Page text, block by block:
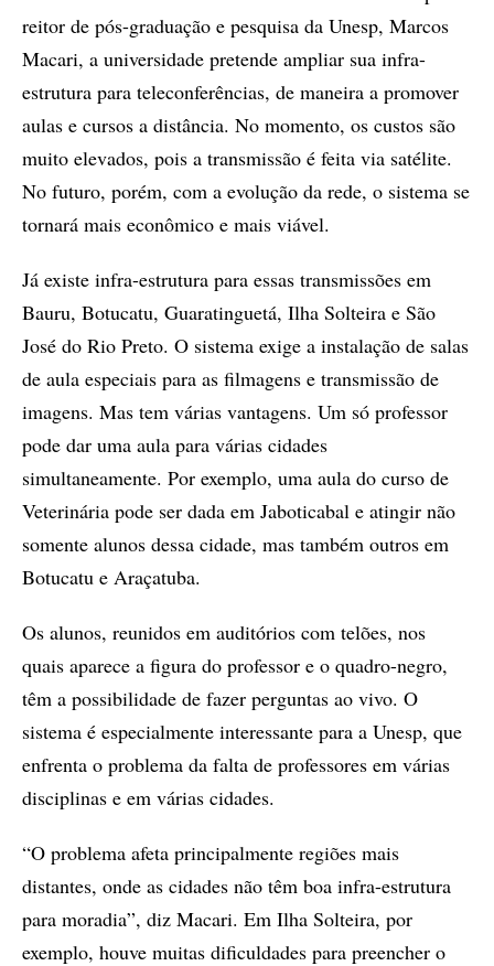
reitor de pós-graduação e pesquisa da Unesp, Marcos
Macari, a universidade pretende ampliar sua infra-
estrutura para teleconferências, de maneira a promover
aulas e cursos a distância. No momento, os custos são
muito elevados, pois a transmissão é feita via satélite.
No futuro, porém, com a evolução da rede, o sistema se
tornará mais econômico e mais viável.
Já existe infra-estrutura para essas transmissões em
Bauru, Botucatu, Guaratinguetá, Ilha Solteira e São
José do Rio Preto. O sistema exige a instalação de salas
de aula especiais para as filmagens e transmissão de
imagens. Mas tem várias vantagens. Um só professor
pode dar uma aula para várias cidades
simultaneamente. Por exemplo, uma aula do curso de
Veterinária pode ser dada em Jaboticabal e atingir não
somente alunos dessa cidade, mas também outros em
Botucatu e Araçatuba.
Os alunos, reunidos em auditórios com telões, nos
quais aparece a figura do professor e o quadro-negro,
têm a possibilidade de fazer perguntas ao vivo. O
sistema é especialmente interessante para a Unesp, que
enfrenta o problema da falta de professores em várias
disciplinas e em várias cidades.
“O problema afeta principalmente regiões mais
distantes, onde as cidades não têm boa infra-estrutura
para moradia”, diz Macari. Em Ilha Solteira, por
exemplo, houve muitas dificuldades para preencher o